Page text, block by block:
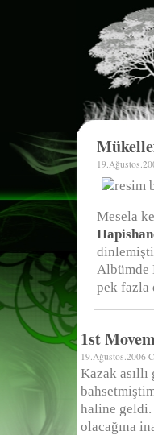
Mesela
Albümde
pek fazla
1st
19.Ağustos.2006
Kazak
haline geldi.
olacağına